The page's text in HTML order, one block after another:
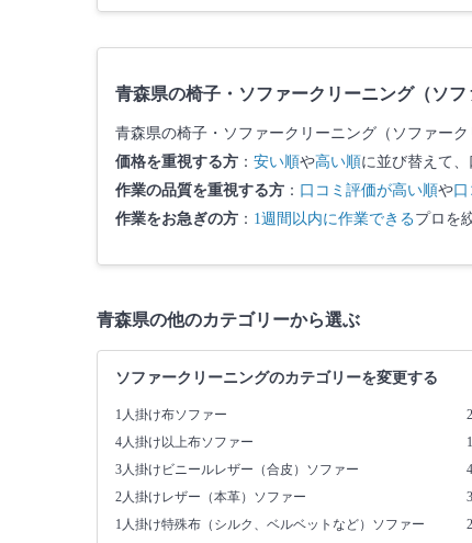
青森県の椅子・ソファークリーニング（ソ
青森県の椅子・ソファークリーニング（ソファー
価格を重視する方 ： 安い順や高い順に並び替えて
作業の品質を重視する方 ： 口コミ評価が高い順や
作業をお急ぎの方 ： 1週間以内に作業できるプロを
青森県の他のカテゴリーから選ぶ
ソファークリーニングのカテゴリーを変更する
1人掛け布ソファー
4人掛け以上布ソファー
3人掛けビニールレザー（合皮）ソファー
2人掛けレザー（本革）ソファー
1人掛け特殊布（シルク、ベルベットなど）ソファー